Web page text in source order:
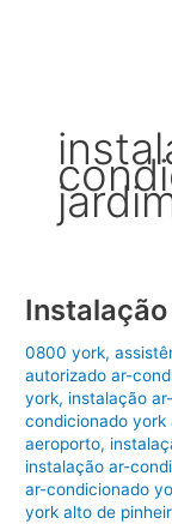
0800 york,
autorizado ar-
york, instalação
condicionado york
aeroporto,
instalação ar-
ar-condicionado
york alto de